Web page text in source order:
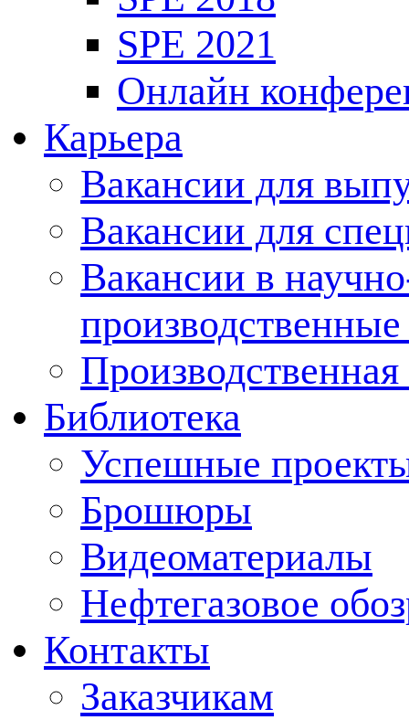
SPE 2021
Онлайн
Карьера
Вакансии для
Вакансии для
Вакансии в
Производственная
Библиотека
Успешные
Брошюры
Видеоматериалы
Нефтегазовое
Контакты
Заказчикам